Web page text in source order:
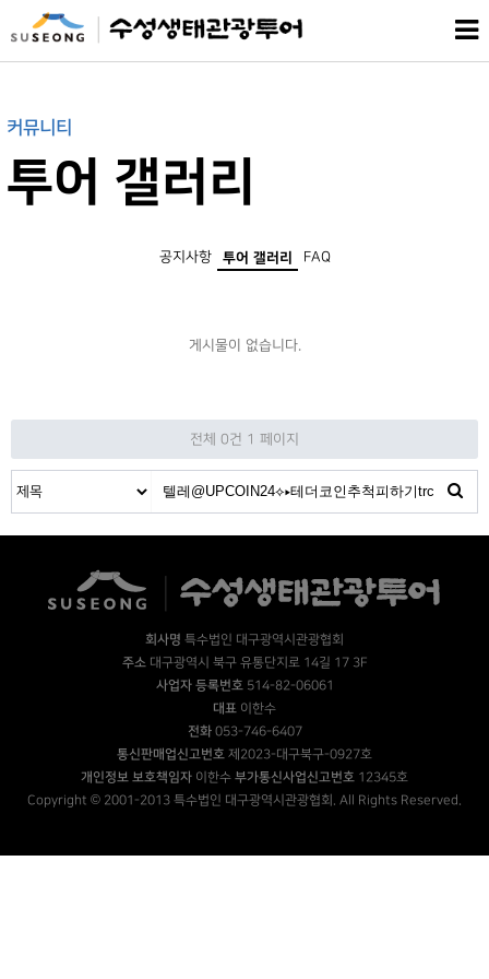
커뮤니티
투어 갤러리
공지사항 투어 갤러리 FAQ
게시물이 없습니다.
전체 0건 1 페이지
회사명 특수법인 대구광역시관광협회
주소대구광역시 북구 유통단지로 14길 17 3F
사업자 등록번호514-82-06061
대표 이한수
전화053-746-6407
통신판매업신고번호 제2023-대구북구-0927호
개인정보 보호책임자 이한수 부가통신사업신고번호 12345호
Copyright © 2001-2013 특수법인 대구광역시관광협회. All Rights Reserved.